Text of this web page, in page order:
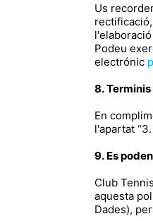
Us
Podeu
electrónic
8.
En
l'apartat
9. Es
Club
aquesta
Dades),